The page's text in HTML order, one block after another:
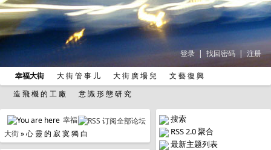
登录 | 找回密码 | 注册
幸福大街 大 街 管 事 儿 大 街 廣 場 兒
文 藝 復 興
造 飛 機 的 工 廠
意 識 形 態 研 究
搜索
RSS 2.0 聚合
最新主题列表
幸福
大街» 心 靈 的 寂 寞 獨 白